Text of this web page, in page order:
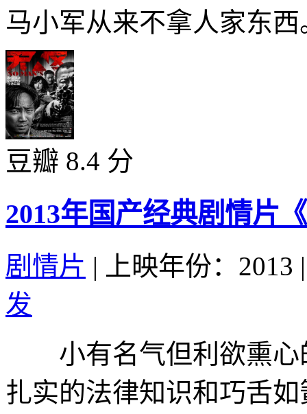
马小军从来不拿人家东
豆瓣 8.4 分
2013年国产经典剧情片
剧情片 | 上映年份：2013 |
发
小有名气但利欲熏心
扎实的法律知识和巧舌